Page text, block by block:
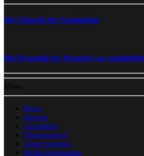
Die Zukunft der Automation
Die Dynamik der Branche war
Menu
News
Messen
Fachartikel
Firmenspiegel
Unser Angebot
Media Information